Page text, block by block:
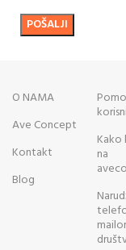
O NAMA
Ave Concept
Kontakt
Blog
na